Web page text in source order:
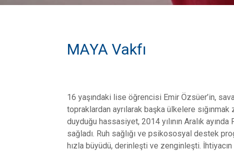
MAYA Vakfı
16 yaşındaki lise öğrencisi Emir Özsüer’in,
topraklardan ayrılarak başka ülkelere
duyduğu hassasiyet, 2014 yılının Aralık ayında
sağladı. Ruh sağlığı ve psikososyal destek
hızla büyüdü, derinleşti ve zenginleşti.